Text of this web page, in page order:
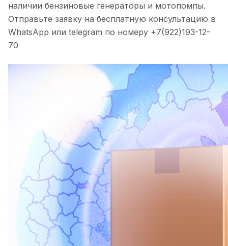
наличии бензиновые генераторы и мотопомпы.
Отправьте заявку на бесплатную консультацию в
WhatsApp или telegram по номеру +7(922)193-12-
70